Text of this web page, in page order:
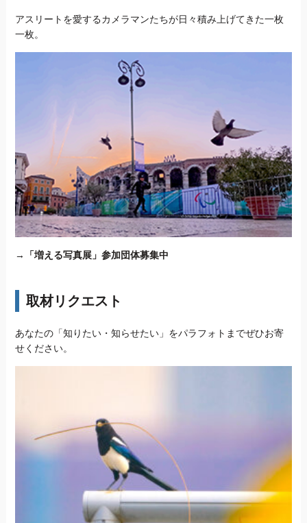
アスリートを愛するカメラマンたちが日々積み上げてきた一枚
一枚。
→ 「増える写真展」参加団体募集中
取材リクエスト
あなたの「知りたい・知らせたい」をパラフォトまでぜひお寄
せください。